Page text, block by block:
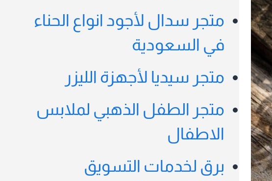
متجر سدال لأجود انواع الحناء
في السعودية
متجر سيديا لأجهزة الليزر
متجر الطفل الذهبي لملابس
الاطفال
برق لخدمات التسويق